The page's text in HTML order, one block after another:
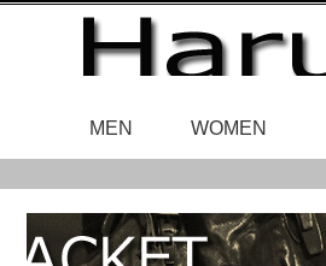
MEN WOMEN